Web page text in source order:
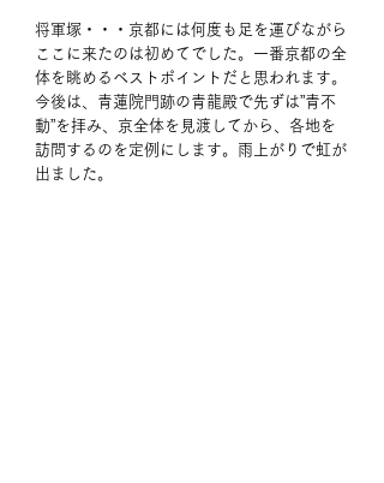
将軍塚・・・京都には何度も足を運びながら
ここに来たのは初めてでした。一番京都の全
体を眺めるベストポイントだと思われます。
今後は、青蓮院門跡の青龍殿で先ずは”青不
動”を拝み、京全体を見渡してから、各地を
訪問するのを定例にします。雨上がりで虹が
出ました。